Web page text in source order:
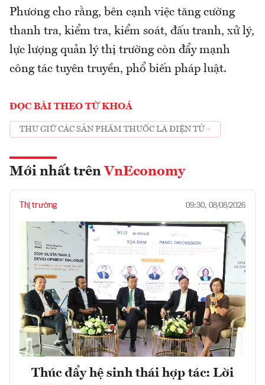
Phương cho rằng, bên cạnh việc tăng cường
thanh tra, kiểm tra, kiểm soát, đấu tranh, xử lý,
lực lượng quản lý thị trường còn đẩy mạnh
công tác tuyên truyền, phổ biến pháp luật.
ĐỌC BÀI THEO TỪ KHOÁ
THU GIỮ CÁC SẢN PHẨM THUỐC LÁ ĐIỆN TỬ
Mới nhất trên VnEconomy
Thị trường 09:30, 08/08/2026
Thúc đẩy hệ sinh thái hợp tác: Lời